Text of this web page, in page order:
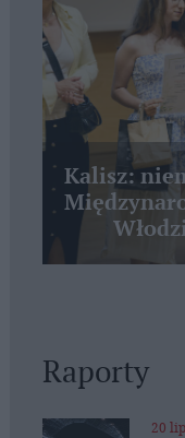
Kalisz:
Raporty
20